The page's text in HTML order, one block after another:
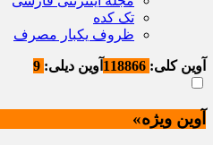
تک کده
ظروف یکبار مصرف
آوین کلی: آوین دیلی:
آوین ویژه»